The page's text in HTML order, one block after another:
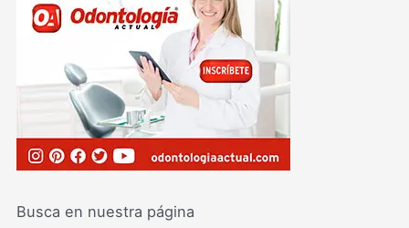
Busca en nuestra página